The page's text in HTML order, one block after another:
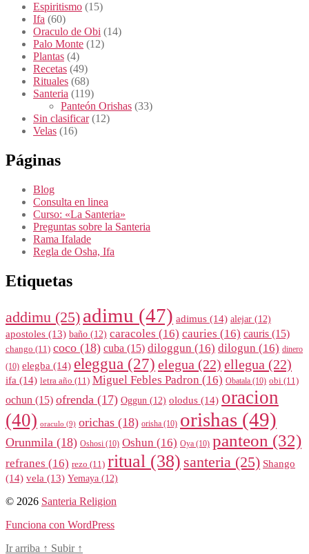
Espiritismo (15)
Ifa (60)
Oraculo de Obi (14)
Palo Monte (12)
Plantas (4)
Recetas (49)
Rituales (68)
Santeria (119)
Panteón Orishas (33)
Sin clasificar(12)
Velas (16)
Páginas
Blog
Consulta en linea
Curso: «La Santeria»
Preguntas sobre la Santeria
Rama Ifalade
Regla de Osha, Ifa
Etiquetas
addimu (25) adimu (47) adimus (14) alejar (12)
apostoles (13) baño (12) caracoles (16) cauries (16) cauris (15)
chango (11) coco (18) cuba (15) diloggun (16) dilogun (16) dinero
(10) elegba (14) eleggua (27) elegua (22) ellegua (22)
ifa (14) letra año (11) Miguel Febles Padron (16) Obatala (10) obi (11)
ochun (15) ofrenda (17) Oggun (12) olodus (14) oracion
(40) oraculo (9) orichas (18) orisha (10) orishas (49)
Orunmila (18) Oshosi (10) Oshun (16) Oya (10) panteon (32)
refranes (16) rezo (11) ritual (38) santeria (25) Shango
(14) vela (13) Yemaya (12)
© 2026 Santeria Religion
Funciona con WordPress
Ir arriba ↑ Subir ↑